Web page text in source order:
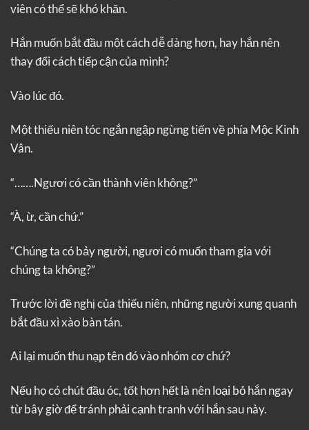
viên có thể sẽ khó khăn.
Hắn muốn bắt đầu một cách dễ dàng hơn, hay hắn nên
thay đổi cách tiếp cận của mình?
Vào lúc đó.
Một thiếu niên tóc ngắn ngập ngừng tiến về phía Mộc Kinh
Vân.
“…….Ngươi có cần thành viên không?”
“À, ừ, cần chứ.”
“Chúng ta có bảy người, ngươi có muốn tham gia với
chúng ta không?”
Trước lời đề nghị của thiếu niên, những người xung quanh
bắt đầu xì xào bàn tán.
Ai lại muốn thu nạp tên đó vào nhóm cơ chứ?
Nếu họ có chút đầu óc, tốt hơn hết là nên loại bỏ hắn ngay
từ bây giờ để tránh phải cạnh tranh với hắn sau này.